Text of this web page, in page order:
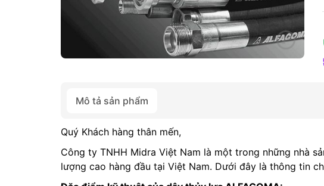
Mô tả sản phẩm
Quý Khách hàng thân mến,
Công ty TNHH Midra Việt Nam là một trong những nhà
lượng cao hàng đầu tại Việt Nam. Dưới đây là thông tin